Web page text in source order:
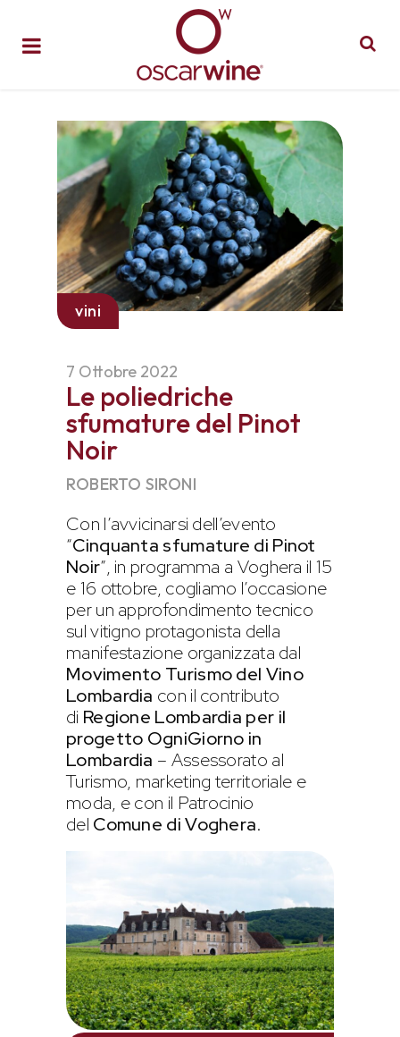
vini
7 Ottobre 2022
Le poliedriche
sfumature del Pinot
Noir
ROBERTO SIRONI
Con l’avvicinarsi dell’evento
“Cinquanta sfumature di Pinot
Noir”, in programma a Voghera il 15
e 16 ottobre, cogliamo l’occasione
per un approfondimento tecnico
sul vitigno protagonista della
manifestazione organizzata dal
Movimento Turismo del Vino
Lombardia con il contributo
di Regione Lombardia per il
progetto OgniGiorno in
Lombardia – Assessorato al
Turismo, marketing territoriale e
moda, e con il Patrocinio
del Comune di Voghera.